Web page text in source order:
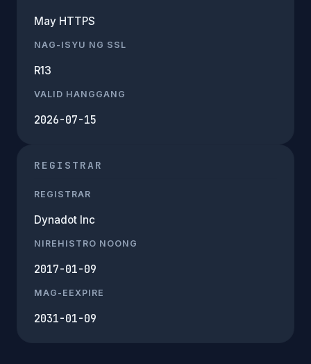
May HTTPS
NAG-ISYU NG SSL
R13
VALID HANGGANG
2026-07-15
REGISTRAR
REGISTRAR
Dynadot Inc
NIREHISTRO NOONG
2017-01-09
MAG-EEXPIRE
2031-01-09